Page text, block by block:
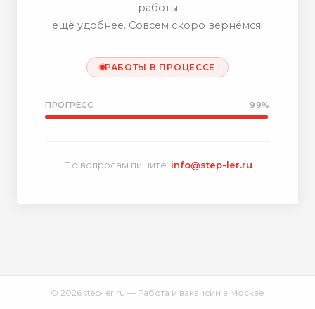
работы
ещё удобнее. Совсем скоро вернёмся!
РАБОТЫ В ПРОЦЕССЕ
ПРОГРЕСС 99%
По вопросам пишите: info@step-ler.ru
© 2026 step-ler.ru — Работа и вакансии в Москве